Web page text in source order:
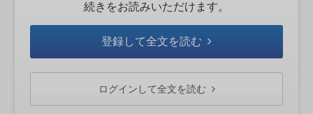
続きをお読みいただけます。
登録して全文を読む
ログインして全文を読む